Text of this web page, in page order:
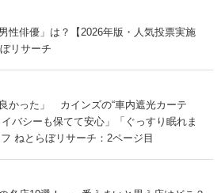
性俳優」は？【2026年版・人気投票実施
リサーチ
かった」 カインズの“車内遮光カーテ
バシーも保てて安心」「ぐっすり眠れま
ねとらぼリサーチ：2ページ目